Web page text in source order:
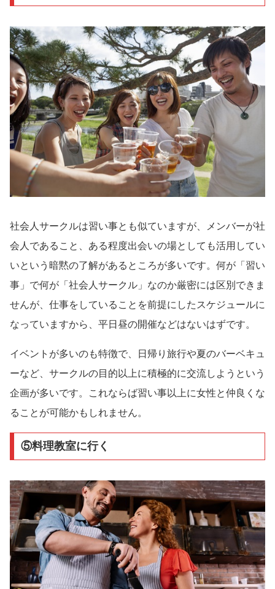
社会人サークルは習い事とも似ていますが、メンバーが社
会人であること、ある程度出会いの場としても活用してい
いという暗黙の了解があるところが多いです。何が「習い
事」で何が「社会人サークル」なのか厳密には区別できま
せんが、仕事をしていることを前提にしたスケジュールに
なっていますから、平日昼の開催などはないはずです。
イベントが多いのも特徴で、日帰り旅行や夏のバーベキュ
ーなど、サークルの目的以上に積極的に交流しようという
企画が多いです。これならば習い事以上に女性と仲良くな
ることが可能かもしれません。
⑤料理教室に行く